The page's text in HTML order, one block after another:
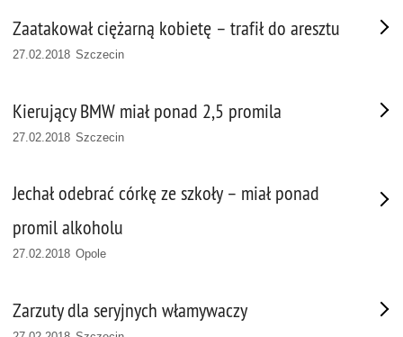
Zaatakował ciężarną kobietę – trafił do aresztu
27.02.2018 Szczecin
Kierujący BMW miał ponad 2,5 promila
27.02.2018 Szczecin
Jechał odebrać córkę ze szkoły – miał ponad
promil alkoholu
27.02.2018 Opole
Zarzuty dla seryjnych włamywaczy